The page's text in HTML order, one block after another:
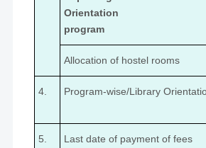
Orientation
program
Allocation of hostel rooms
4. Program-wise/Library
5.
Last date of payment of fees